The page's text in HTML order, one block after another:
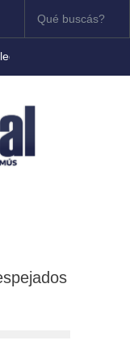
al Teatro Municipal